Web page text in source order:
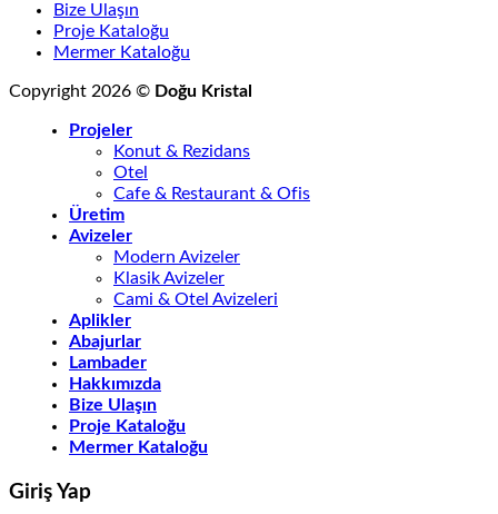
Bize Ulaşın
Proje Kataloğu
Mermer Kataloğu
Copyright 2026 © Doğu Kristal
Projeler
Konut & Rezidans
Otel
Cafe & Restaurant & Ofis
Üretim
Avizeler
Modern Avizeler
Klasik Avizeler
Cami & Otel Avizeleri
Aplikler
Abajurlar
Lambader
Hakkımızda
Bize Ulaşın
Proje Kataloğu
Mermer Kataloğu
Giriş Yap